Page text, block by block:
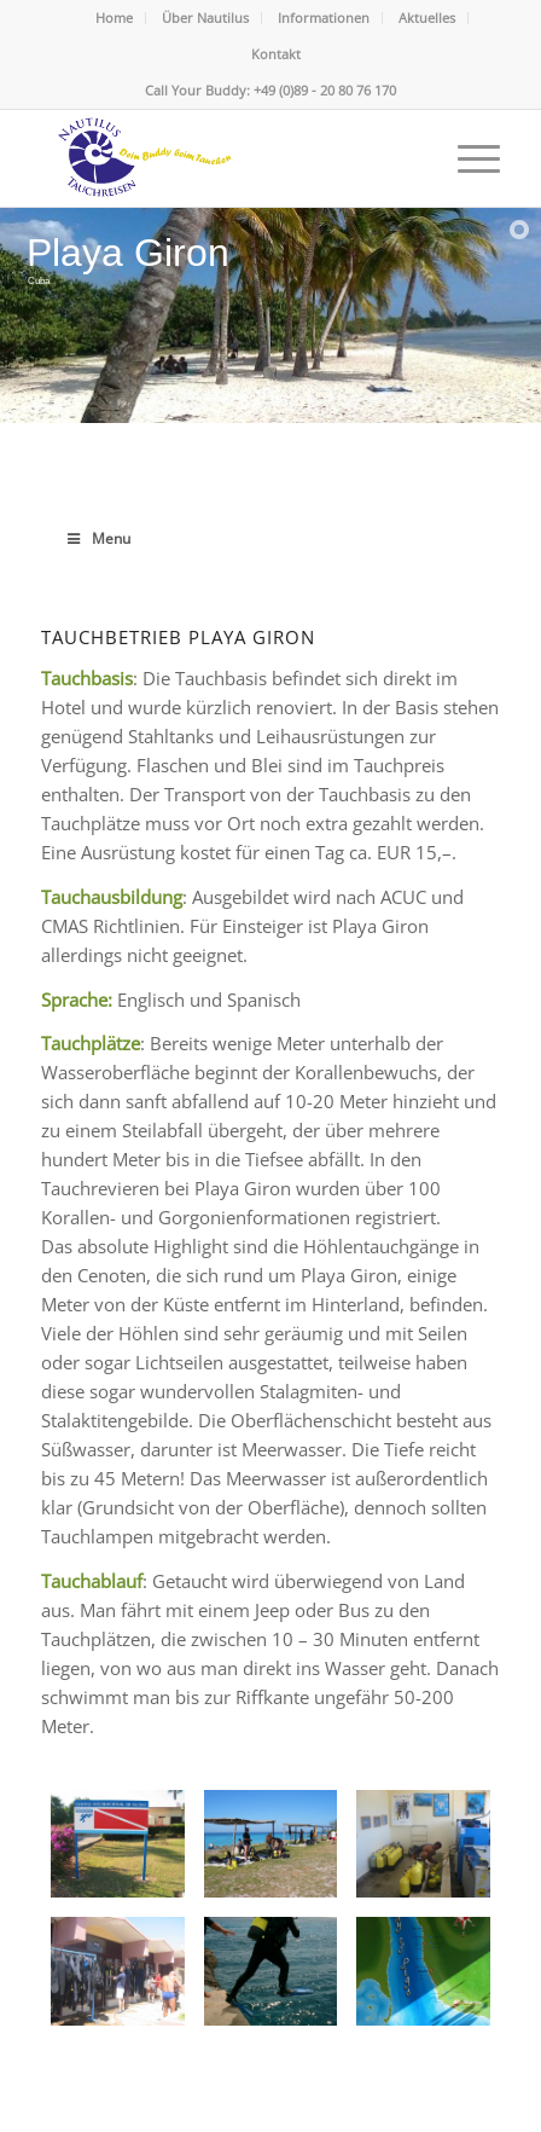
Home Über Nautilus Informationen
Aktuelles
Kontakt
Call Your Buddy: +49 (0)89 - 20 80 76 170
Playa Giron
Cuba
Menu
TAUCHBETRIEB PLAYA GIRON
Tauchbasis: Die Tauchbasis befindet sich direkt im
Hotel und wurde kürzlich renoviert. In der Basis stehen
genügend Stahltanks und Leihausrüstungen zur
Verfügung. Flaschen und Blei sind im Tauchpreis
enthalten. Der Transport von der Tauchbasis zu den
Tauchplätze muss vor Ort noch extra gezahlt werden.
Eine Ausrüstung kostet für einen Tag ca. EUR 15,–.
Tauchausbildung: Ausgebildet wird nach ACUC und
CMAS Richtlinien. Für Einsteiger ist Playa Giron
allerdings nicht geeignet.
Sprache:Englisch und Spanisch
Tauchplätze: Bereits wenige Meter unterhalb der
Wasseroberfläche beginnt der Korallenbewuchs, der
sich dann sanft abfallend auf 10-20 Meter hinzieht und
zu einem Steilabfall übergeht, der über mehrere
hundert Meter bis in die Tiefsee abfällt. In den
Tauchrevieren bei Playa Giron wurden über 100
Korallen- und Gorgonienformationen registriert.
Das absolute Highlight sind die Höhlentauchgänge in
den Cenoten, die sich rund um Playa Giron, einige
Meter von der Küste entfernt im Hinterland, befinden.
Viele der Höhlen sind sehr geräumig und mit Seilen
oder sogar Lichtseilen ausgestattet, teilweise haben
diese sogar wundervollen Stalagmiten- und
Stalaktitengebilde. Die Oberflächenschicht besteht aus
Süßwasser, darunter ist Meerwasser. Die Tiefe reicht
bis zu 45 Metern! Das Meerwasser ist außerordentlich
klar (Grundsicht von der Oberfläche), dennoch sollten
Tauchlampen mitgebracht werden.
Tauchablauf: Getaucht wird überwiegend von Land
aus. Man fährt mit einem Jeep oder Bus zu den
Tauchplätzen, die zwischen 10 – 30 Minuten entfernt
liegen, von wo aus man direkt ins Wasser geht. Danach
schwimmt man bis zur Riffkante ungefähr 50-200
Meter.